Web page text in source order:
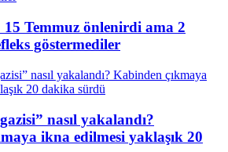
Temmuz önlenirdi ama 2
göstermediler
nasıl yakalandı?
ikna edilmesi yaklaşık 20